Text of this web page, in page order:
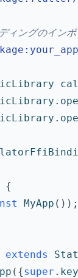
.
.
{
MyApp ());
extends
({super . key